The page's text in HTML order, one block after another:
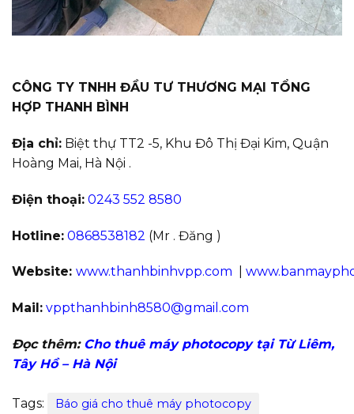
CÔNG TY TNHH ĐẦU TƯ THƯƠNG MẠI TỔNG
HỢP THANH BÌNH
Địa chỉ: Biệt thự TT2 -5, Khu Đô Thị Đại Kim, Quận
Hoàng Mai, Hà Nội .
Điện thoại: 0243 552 8580
Hotline: 0868538182 (Mr . Đăng )
Website: www.thanhbinhvpp.com
Mail: vppthanhbinh8580@gmail.com
Đọc thêm: Cho thuê máy photocopy tại Từ Liêm,
Tây Hồ – Hà Nội
Tags: Báo giá cho thuê máy photocopy